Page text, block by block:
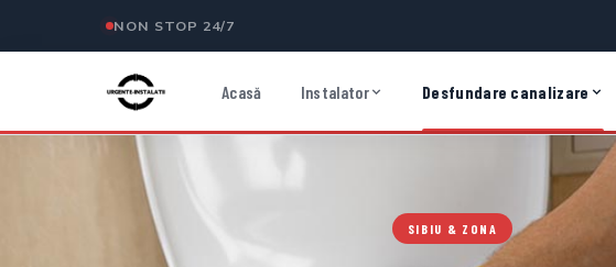
NON STOP 24/7
Acasă Instalator Desfundare canalizare
SIBIU & ZONA